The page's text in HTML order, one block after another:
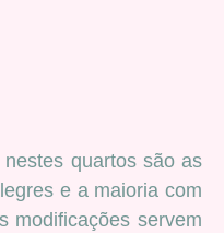
quartos são as
e a maioria com
modificações servem